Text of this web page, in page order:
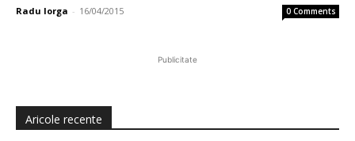
Radu Iorga - 16/04/2015 0 Comments
Publicitate
Aricole recente